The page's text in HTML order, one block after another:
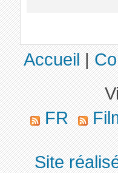
Accueil|
FR
Site